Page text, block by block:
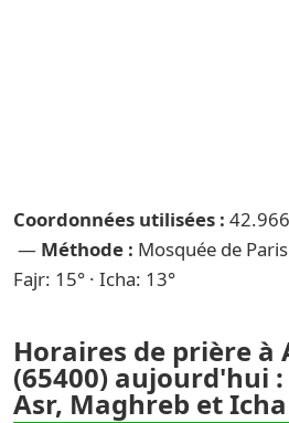
Coordonnées utilisées :
— Méthode : Mosquée de
Fajr: 15° · Icha: 13°
Horaires de prière à
(65400) aujourd'hui
Asr, Maghreb et Icha